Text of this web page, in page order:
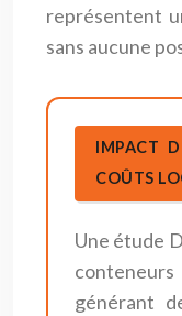
représentent
sans aucune
IMPACT
COÛTS
Une étude
générant